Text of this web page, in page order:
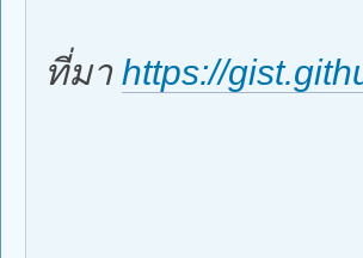
ที่มา https://